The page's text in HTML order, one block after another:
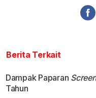
Berita Terkait
Dampak Paparan
Tahun